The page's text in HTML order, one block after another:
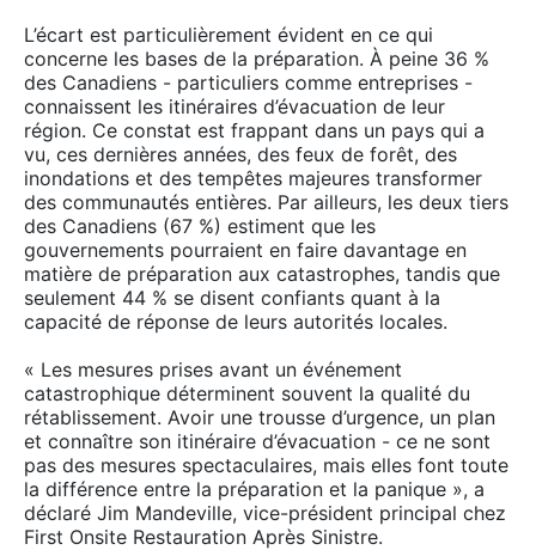
L’écart est particulièrement évident en ce qui
concerne les bases de la préparation. À peine 36 %
des Canadiens - particuliers comme entreprises -
connaissent les itinéraires d’évacuation de leur
région. Ce constat est frappant dans un pays qui a
vu, ces dernières années, des feux de forêt, des
inondations et des tempêtes majeures transformer
des communautés entières. Par ailleurs, les deux tiers
des Canadiens (67 %) estiment que les
gouvernements pourraient en faire davantage en
matière de préparation aux catastrophes, tandis que
seulement 44 % se disent confiants quant à la
capacité de réponse de leurs autorités locales.
« Les mesures prises avant un événement
catastrophique déterminent souvent la qualité du
rétablissement. Avoir une trousse d’urgence, un plan
et connaître son itinéraire d’évacuation - ce ne sont
pas des mesures spectaculaires, mais elles font toute
la différence entre la préparation et la panique », a
déclaré Jim Mandeville, vice-président principal chez
First Onsite Restauration Après Sinistre.